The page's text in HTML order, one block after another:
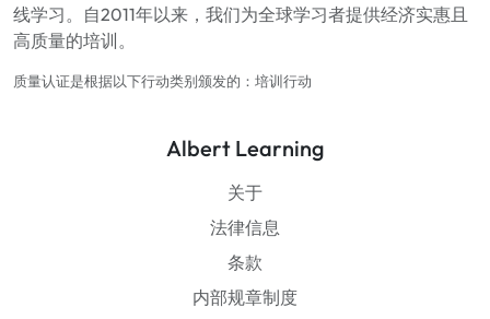
线学习。自2011年以来，我们为全球学习者提供经济实惠且
高质量的培训。
质量认证是根据以下行动类别颁发的：培训行动
Albert Learning
关于
法律信息
条款
内部规章制度